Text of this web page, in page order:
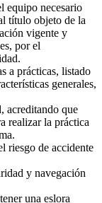
equipo necesario
título objeto de la
vigente y
por el
a prácticas, listado
generales,
acreditando que
realizar la práctica
riesgo de accidente
y navegación
una eslora